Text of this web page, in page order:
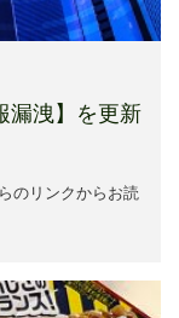
漏洩】を更新
のリンクからお読